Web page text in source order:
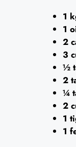
1
1
2
3
½
2
¼
2
1
1